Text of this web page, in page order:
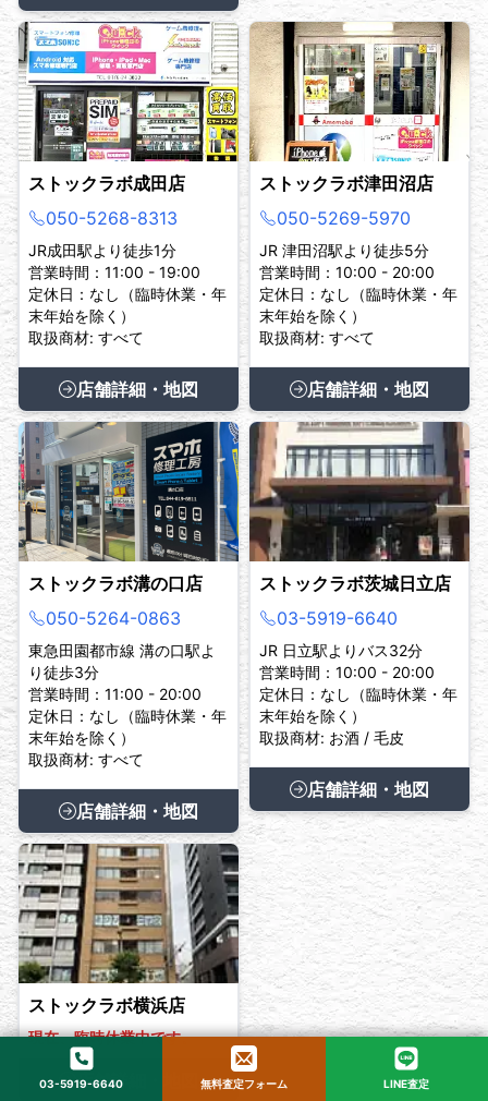
ストックラボ成田店
050-5268-8313
JR成田駅より徒歩1分
営業時間：11:00 - 19:00
定休日：なし（臨時休業・年
末年始を除く）
取扱商材: すべて
店舗詳細・地図
ストックラボ津田沼店
050-5269-5970
JR 津田沼駅より徒歩5分
営業時間：10:00 - 20:00
定休日：なし（臨時休業・年
末年始を除く）
取扱商材: すべて
店舗詳細・地図
ストックラボ溝の口店
050-5264-0863
東急田園都市線 溝の口駅よ
り徒歩3分
営業時間：11:00 - 20:00
定休日：なし（臨時休業・年
末年始を除く）
取扱商材: すべて
店舗詳細・地図
ストックラボ茨城日立店
03-5919-6640
JR 日立駅よりバス32分
営業時間：10:00 - 20:00
定休日：なし（臨時休業・年
末年始を除く）
取扱商材: お酒 / 毛皮
店舗詳細・地図
ストックラボ横浜店
現在、臨時休業中です。
店舗詳細・地図
03-5919-6640 無料査定フォーム LINE査定